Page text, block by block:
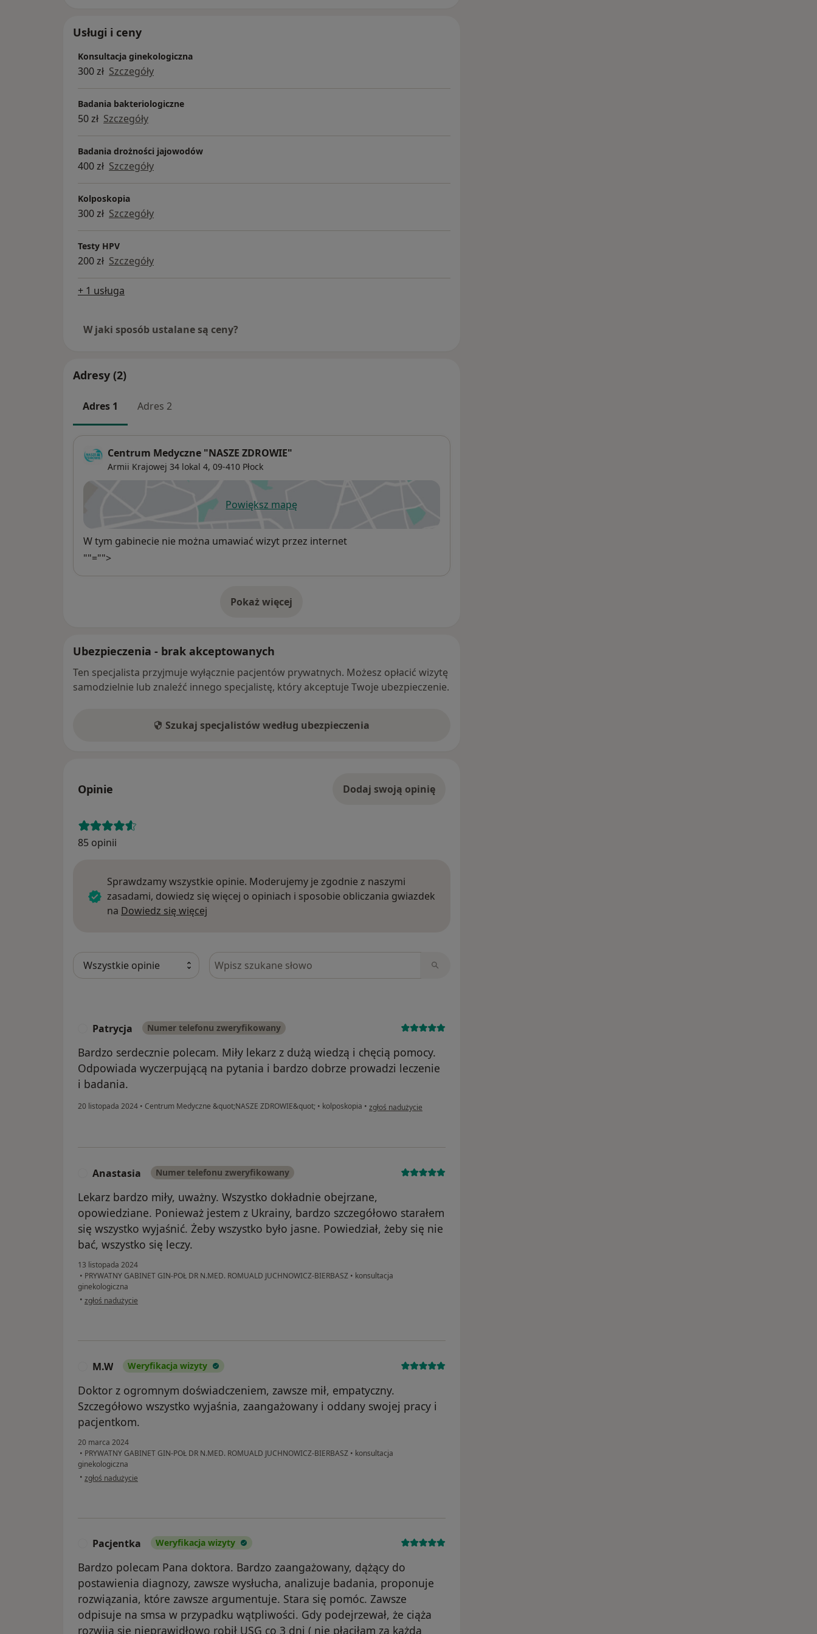
Usługi i ceny
Konsultacja ginekologiczna
300 zł Szczegóły
Badania bakteriologiczne
50 zł Szczegóły
Badania drożności jajowodów
400 zł Szczegóły
Kolposkopia
300 zł Szczegóły
Testy HPV
200 zł Szczegóły
+ 1 usługa
W jaki sposób ustalane są ceny?
Adresy (2)
Adres 1 Adres 2
Centrum Medyczne "NASZE ZDROWIE"
Armii Krajowej 34 lokal 4, 09-410 Płock
Powiększ mapęotwiera się w nowej karcie
Dostępność
W tym gabinecie nie można umawiać wizyt przez internet
""="">
Pokaż więcej
o adresie
Ubezpieczenia - brak akceptowanych
Ten specjalista przyjmuje wyłącznie pacjentów prywatnych. Możesz opłacić wizytę
samodzielnie lub znaleźć innego specjalistę, który akceptuje Twoje ubezpieczenie.
Szukaj specjalistów według ubezpieczenia
Opinie Dodaj swoją opinię
85 opinii
Sprawdzamy wszystkie opinie. Moderujemy je zgodnie z naszymi
zasadami, dowiedz się więcej o opiniach i sposobie obliczania gwiazdek
na Dowiedz się więcej
Szukaj w opiniach
Patrycja Numer telefonu zweryfikowany
Bardzo serdecznie polecam. Miły lekarz z dużą wiedzą i chęcią pomocy.
Odpowiada wyczerpującą na pytania i bardzo dobrze prowadzi leczenie
i badania.
20 listopada 2024 • Centrum Medyczne &quot;NASZE ZDROWIE&quot; • kolposkopia • w opinii użytkownika Patrycja
zgłoś nadużycie
Anastasia Numer telefonu zweryfikowany
Lekarz bardzo miły, uważny. Wszystko dokładnie obejrzane,
opowiedziane. Ponieważ jestem z Ukrainy, bardzo szczegółowo starałem
się wszystko wyjaśnić. Żeby wszystko było jasne. Powiedział, żeby się nie
bać, wszystko się leczy.
13 listopada 2024
• PRYWATNY GABINET GIN-POŁ DR N.MED. ROMUALD JUCHNOWICZ-BIERBASZ • konsultacja
ginekologiczna
• w opinii użytkownika Anastasia
zgłoś nadużycie
M.W Weryfikacja wizyty
Doktor z ogromnym doświadczeniem, zawsze mił, empatyczny.
Szczegółowo wszystko wyjaśnia, zaangażowany i oddany swojej pracy i
pacjentkom.
20 marca 2024
• PRYWATNY GABINET GIN-POŁ DR N.MED. ROMUALD JUCHNOWICZ-BIERBASZ • konsultacja
ginekologiczna
• w opinii użytkownika M.W
zgłoś nadużycie
Pacjentka Weryfikacja wizyty
Bardzo polecam Pana doktora. Bardzo zaangażowany, dążący do
postawienia diagnozy, zawsze wysłucha, analizuje badania, proponuje
rozwiązania, które zawsze argumentuje. Stara się pomóc. Zawsze
odpisuje na smsa w przypadku wątpliwości. Gdy podejrzewał, że ciąża
rozwija się nieprawidłowo robił USG co 3 dni ( nie płaciłam za każdą